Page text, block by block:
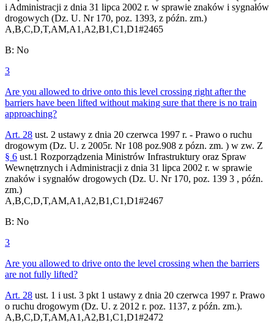
i Administracji z dnia 31 lipca 2002 r. w sprawie znaków i sygnałów
drogowych (Dz. U. Nr 170, poz. 1393, z późn. zm.)
A,B,C,D,T,AM,A1,A2,B1,C1,D1#2465
B: No
3
Are you allowed to drive onto this level crossing right after the
barriers have been lifted without making sure that there is no train
approaching?
Art. 28 ust. 2 ustawy z dnia 20 czerwca 1997 r. - Prawo o ruchu
drogowym (Dz. U. z 2005r. Nr 108 poz.908 z pózn. zm. ) w zw. Z
§ 6 ust.1 Rozporządzenia Ministrów Infrastruktury oraz Spraw
Wewnętrznych i Administracji z dnia 31 lipca 2002 r. w sprawie
znaków i sygnałów drogowych (Dz. U. Nr 170, poz. 139 3 , późn.
zm.)
A,B,C,D,T,AM,A1,A2,B1,C1,D1#2467
B: No
3
Are you allowed to drive onto the level crossing when the barriers
are not fully lifted?
Art. 28 ust. 1 i ust. 3 pkt 1 ustawy z dnia 20 czerwca 1997 r. Prawo
o ruchu drogowym (Dz. U. z 2012 r. poz. 1137, z późn. zm.).
A,B,C,D,T,AM,A1,A2,B1,C1,D1#2472